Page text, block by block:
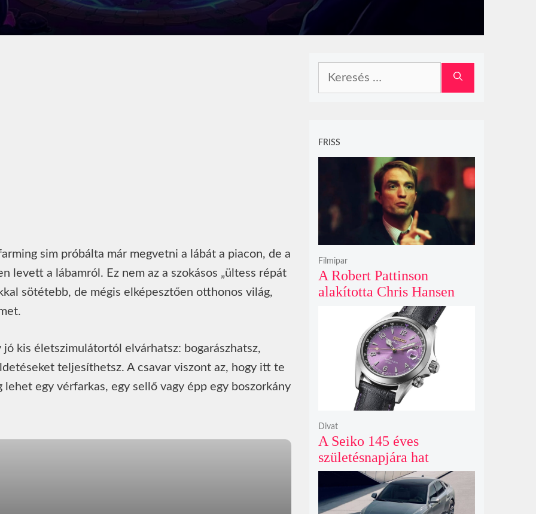
sim próbálta már megvetni a lábát a piacon, de a
levett a lábamról. Ez nem az a szokásos „ültess répát
sötétebb, de mégis elképesztően otthonos világ,
kis életszimulátortól elvárhatsz: bogarászhatsz,
teljesíthetsz. A csavar viszont az, hogy itt te
lehet egy vérfarkas, egy sellő vagy épp egy boszorkány
FRISS
A Robert Pattinson
alakította Chris Hansen
sötét vadászatra indul a
Primetime előzetesében
Filmipar
A Seiko 145 éves
születésnapjára hat
limitált kiadású Edo-lila
számlapos modellt hozott
ki
Divat